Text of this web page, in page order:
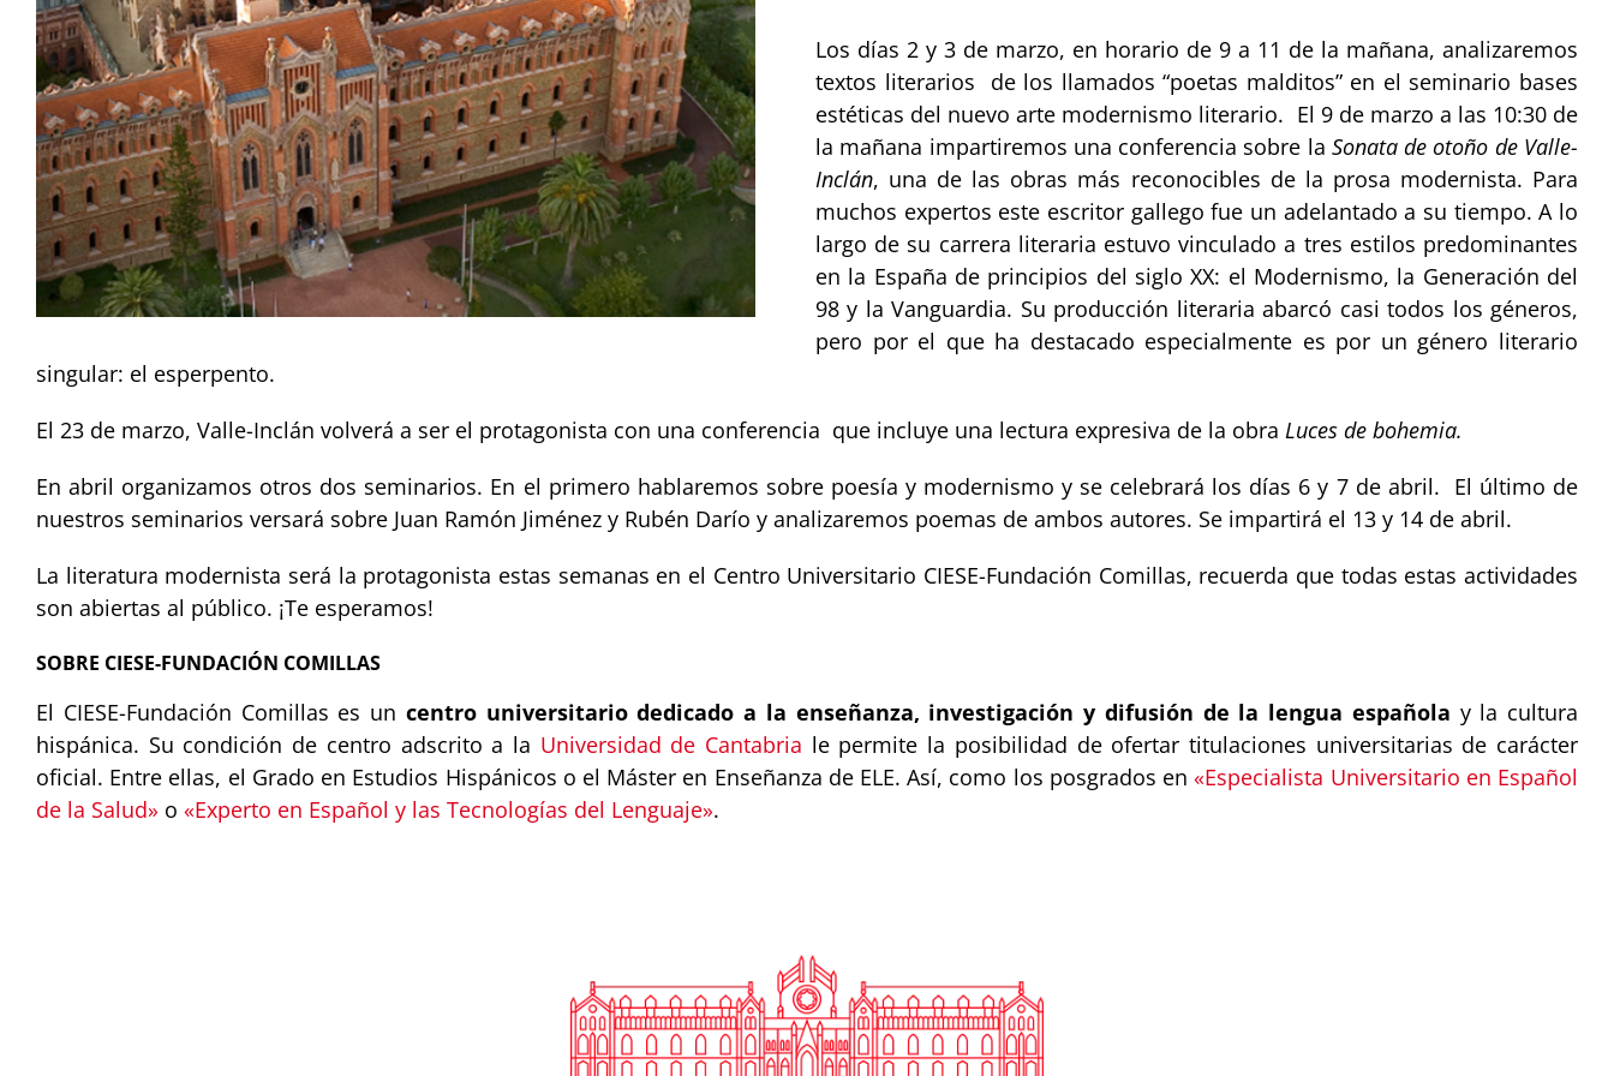
Los días 2 y 3 de marzo, en horario de 9 a 11 de la mañana, analizaremos
textos literarios de los llamados “poetas malditos” en el seminario bases
estéticas del nuevo arte modernismo literario. El 9 de marzo a las 10:30 de
la mañana impartiremos una conferencia sobre la Sonata de otoño de Valle-
Inclán, una de las obras más reconocibles de la prosa modernista. Para
muchos expertos este escritor gallego fue un adelantado a su tiempo. A lo
largo de su carrera literaria estuvo vinculado a tres estilos predominantes
en la España de principios del siglo XX: el Modernismo, la Generación del
98 y la Vanguardia. Su producción literaria abarcó casi todos los géneros,
pero por el que ha destacado especialmente es por un género literario
singular: el esperpento.
El 23 de marzo, Valle-Inclán volverá a ser el protagonista con una conferencia que incluye una lectura expresiva de la obra Luces de bohemia.
En abril organizamos otros dos seminarios. En el primero hablaremos sobre poesía y modernismo y se celebrará los días 6 y 7 de abril. El último de
nuestros seminarios versará sobre Juan Ramón Jiménez y Rubén Darío y analizaremos poemas de ambos autores. Se impartirá el 13 y 14 de abril.
La literatura modernista será la protagonista estas semanas en el Centro Universitario CIESE-Fundación Comillas, recuerda que todas estas actividades
son abiertas al público. ¡Te esperamos!
SOBRE CIESE-FUNDACIÓN COMILLAS
El CIESE-Fundación Comillas es un centro universitario dedicado a la enseñanza, investigación y difusión de la lengua española y la cultura
hispánica. Su condición de centro adscrito a la Universidad de Cantabria le permite la posibilidad de ofertar titulaciones universitarias de carácter
oficial. Entre ellas, el Grado en Estudios Hispánicos o el Máster en Enseñanza de ELE. Así, como los posgrados en«Especialista Universitario en Español
de la Salud» o «Experto en Español y las Tecnologías del Lenguaje».